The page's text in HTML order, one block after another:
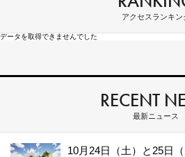
アクセスランキン
データを取得できませんでした
RECENT
最新ニュース
10月24日（土）と25日